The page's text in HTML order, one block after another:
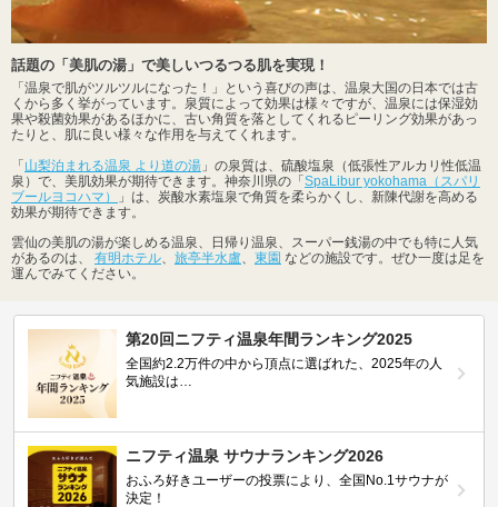
話題の「美肌の湯」で美しいつるつる肌を実現！
「温泉で肌がツルツルになった！」という喜びの声は、温泉大国の日本では古
くから多く挙がっています。泉質によって効果は様々ですが、温泉には保湿効
果や殺菌効果があるほかに、古い角質を落としてくれるピーリング効果があっ
たりと、肌に良い様々な作用を与えてくれます。
「 山梨泊まれる温泉 より道の湯 」の泉質は、硫酸塩泉（低張性アルカリ性低温
泉）で、美肌効果が期待できます。神奈川県の「 SpaLibur yokohama（スパリ
ブールヨコハマ）
」は、炭酸水素塩泉で角質を柔らかくし、新陳代謝を高める
効果が期待できます。
雲仙の美肌の湯が楽しめる温泉、日帰り温泉、スーパー銭湯の中でも特に人気
があるのは、 有明ホテル、 旅亭半水盧、 東園 などの施設です。ぜひ一度は足を
運んでみてください。
第20回ニフティ温泉年間ランキング2025
全国約2.2万件の中から頂点に選ばれた、2025年の人
気施設は…
ニフティ温泉 サウナランキング2026
おふろ好きユーザーの投票により、全国No.1サウナが
決定！